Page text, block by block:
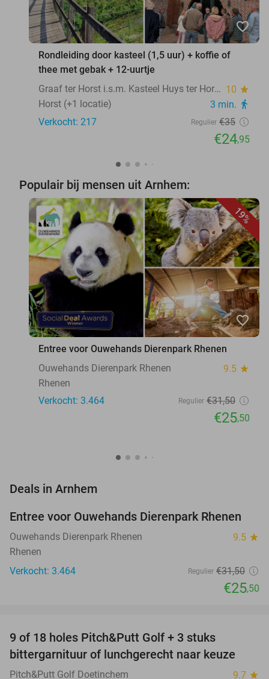
favorite_border
Rondleiding door kasteel (1,5 uur) + koffie of
thee met gebak + 12-uurtje
Graaf ter Horst i.s.m. Kasteel Huys ter Horst 10 star
Horst (+1 locatie) 3 min. directions_walk
Verkocht: 217 Regulier €35
€24,95
Populair bij mensen uit Arnhem:
19%
favorite_border
Entree voor Ouwehands Dierenpark Rhenen
Ouwehands Dierenpark Rhenen
9.5 star
Rhenen
Verkocht: 3.464
Regulier €31,50
€25,50
Deals in Arnhem
19%
Entree voor Ouwehands Dierenpark Rhenen
Ouwehands Dierenpark Rhenen 9.5 star
Rhenen
Verkocht: 3.464
Regulier €31,50
€25,50
9 of 18 holes Pitch&Putt Golf + 3 stuks
bittergarnituur of lunchgerecht naar keuze
Pitch&Putt Golf Doetinchem 9.7 star